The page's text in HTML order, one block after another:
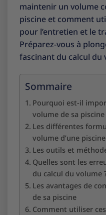
maintenir un volume
piscine et comment
pour l’entretien et le
Préparez-vous à
fascinant du calcul du
Sommaire
Pourquoi est-il
volume de sa piscine
Les différentes
volume d’une piscine
Les outils et
Quelles sont les
du calcul du volume
Les avantages de
de sa piscine
Comment utiliser